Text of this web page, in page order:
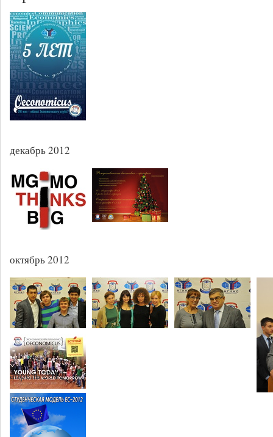
декабрь 2012
октябрь 2012
апрель 2012